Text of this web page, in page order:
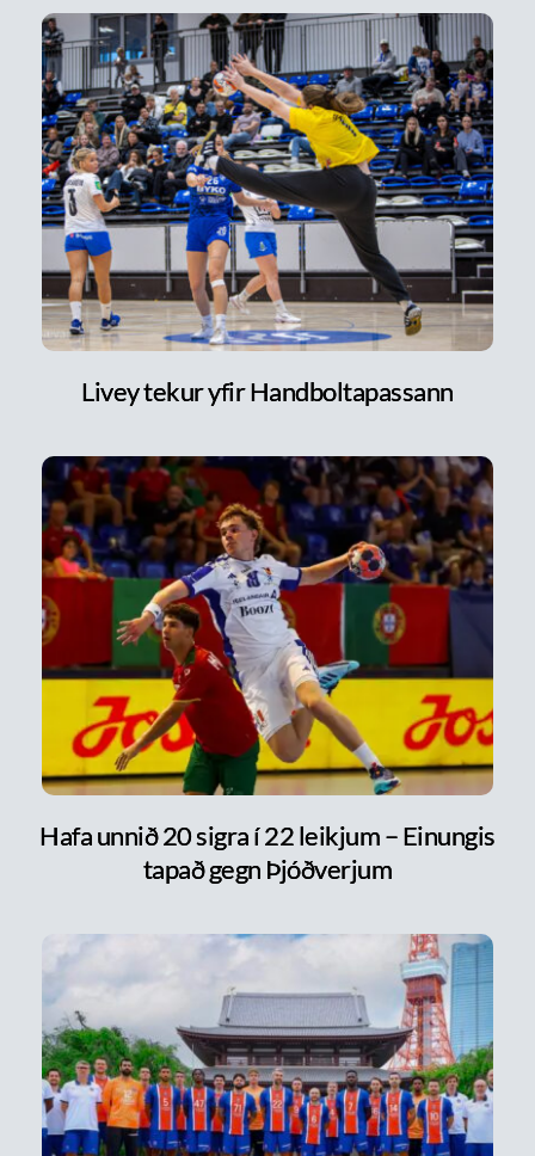
Livey tekur yfir Handboltapassann
Hafa unnið 20 sigra í 22 leikjum – Einungis
tapað gegn Þjóðverjum